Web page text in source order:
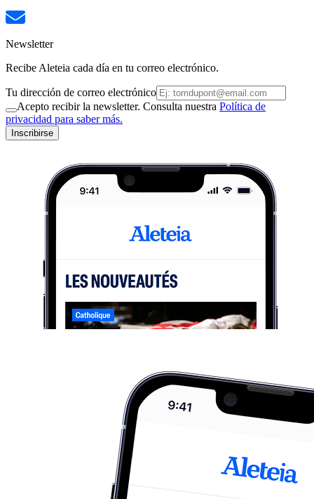
Newsletter
Recibe Aleteia cada día en tu correo electrónico.
Tu dirección de correo electrónico
Acepto recibir la newsletter. Consulta nuestra Política de
privacidad para saber más.
Inscribirse